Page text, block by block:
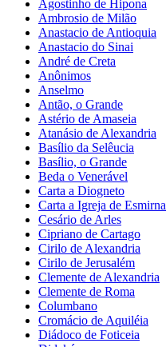
Agostinho de Hipona
Ambrosio de Milão
Anastacio de Antioquia
Anastacio do Sinai
André de Creta
Anônimos
Anselmo
Antão, o Grande
Astério de Amaseia
Atanásio de Alexandria
Basílio da Selêucia
Basílio, o Grande
Beda o Venerável
Carta a Diogneto
Carta a Igreja de Esmirna
Cesário de Arles
Cipriano de Cartago
Cirilo de Alexandria
Cirilo de Jerusalém
Clemente de Alexandria
Clemente de Roma
Columbano
Cromácio de Aquiléia
Diádoco de Foticeia